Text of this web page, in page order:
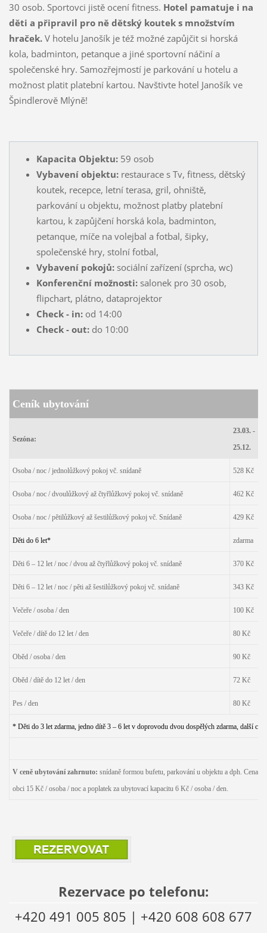
30 osob. Sportovci jistě ocení fitness. Hotel pamatuje i na
děti a připravil pro ně dětský koutek s množstvím
hraček.V hotelu Janošík je též možné zapůjčit si horská
kola, badminton, petanque a jiné sportovní náčiní a
společenské hry. Samozřejmostí je parkování u hotelu a
možnost platit platební kartou. Navštivte hotel Janošík ve
Špindlerově Mlýně!
Kapacita Objektu:59 osob
Vybavení objektu:restaurace s Tv, fitness, dětský
koutek, recepce, letní terasa, gril, ohniště,
parkování u objektu, možnost platby platební
kartou, k zapůjčení horská kola, badminton,
petanque, míče na volejbal a fotbal, šipky,
společenské hry, stolní fotbal,
Vybavení pokojů:sociální zařízení (sprcha, wc)
Konferenční možnosti:salonek pro 30 osob,
flipchart, plátno, dataprojektor
Check - in:od 14:00
Check - out:do 10:00
Ceník ubytování
Sezóna:
23.03. -
25.12.
Osoba / noc / jednolůžkový pokoj vč. snídaně 528 Kč
Osoba / noc / dvoulůžkový až čtyřlůžkový pokoj vč. snídaně 462 Kč
Osoba / noc / pětilůžkový až šestilůžkový pokoj vč. Snídaně 429 Kč
Děti do 6 let* zdarma
Děti 6 – 12 let / noc / dvou až čtyřlůžkový pokoj vč. snídaně 370 Kč
Děti 6 – 12 let / noc / pěti až šestilůžkový pokoj vč. snídaně 343 Kč
Večeře / osoba / den 100 Kč
Večeře / dítě do 12 let / den 80 Kč
Oběd / osoba / den 90 Kč
Oběd / dítě do 12 let / den 72 Kč
Pes / den 80 Kč
* Děti do 3 let zdarma, jedno dítě 3 – 6 let v doprovodu dvou dospělých zdarma, další
V ceně ubytování zahrnuto: snídaně formou bufetu, parkování u objektu a dph. Cena
obci 15 Kč / osoba / noc a poplatek za ubytovací kapacitu 6 Kč / osoba / den.
Rezervace po telefonu:
+420 491 005 805 | +420 608 608 677